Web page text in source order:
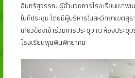
อินทร์สุวรรณ ผู้อำนวยการโรงเรียนเขาพน
ในที่ประชุม โดยมีผู้บริหารในสหวิทยาเขตสุ
เกี่ยวข้องเข้าร่วมการประชุม ณ ห้องประชุ
โรงเรียนพุนพินพิทยาคม